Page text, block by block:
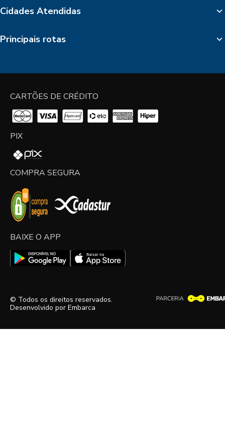
Cidades Atendidas
Principais rotas
CARTÕES DE CRÉDITO
PIX
COMPRA SEGURA
BAIXE O APP
© Todos os direitos reservados.
Desenvolvido por Embarca